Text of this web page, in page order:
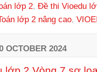
lớp 2, Đề thi Vioedu
lớp 2 nâng cao,
OCTOBER 2024